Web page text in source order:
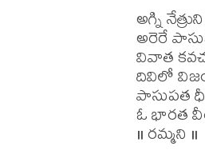
అగ్ని
అరెరే
వివాత
దివిలో
పాసుపత
ఓ భారత
॥ రమ్మని ॥